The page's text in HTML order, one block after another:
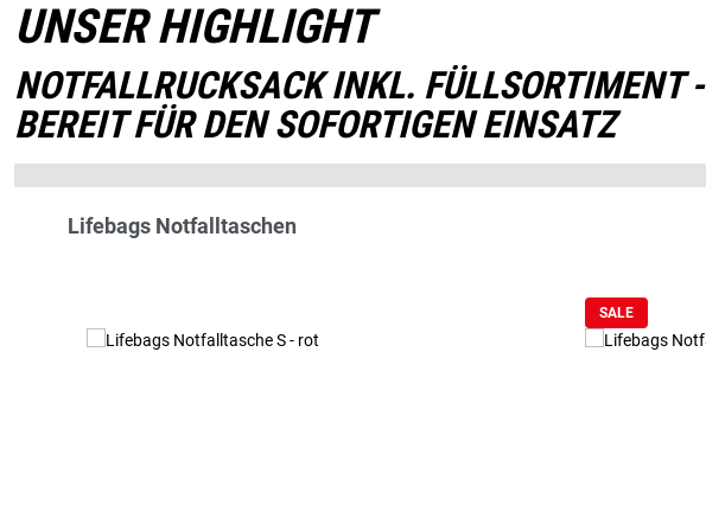
UNSER HIGHLIGHT
NOTFALLRUCKSACK INKL. FÜLLSORTIMENT -
BEREIT FÜR DEN SOFORTIGEN EINSATZ
Lifebags Notfalltaschen
SALE